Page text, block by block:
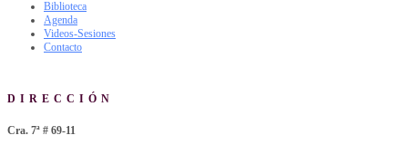
Biblioteca
Agenda
Videos-Sesiones
Contacto
DIRECCIÓN
Cra. 7ª # 69-11